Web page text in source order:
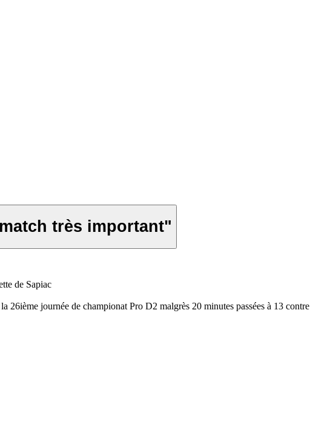
très important"
de Sapiac
journée de championat Pro D2 malgrès 20 minutes passées à 13